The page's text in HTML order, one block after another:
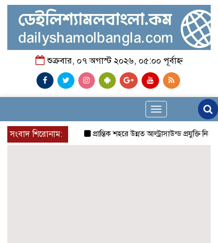
শুক্রবার, ০৭ অগাস্ট ২০২৬, ০৫:০০ পূর্বাহ্ন
Toggle
navigation
সংবাদ শিরোনাম:
প্রান্তিক শহরে উন্নত আল্ট্রাসাউন্ড প্রযুক্তি নিয়ে